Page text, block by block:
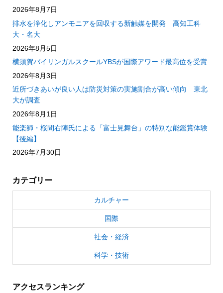
2026年8月7日
排水を浄化しアンモニアを回収する新触媒を開発 高知工科
大・名大
2026年8月5日
横須賀バイリンガルスクールYBSが国際アワード最高位を受賞
2026年8月3日
近所づきあいが良い人は防災対策の実施割合が高い傾向 東北
大が調査
2026年8月1日
能楽師・桜間右陣氏による「富士見舞台」の特別な能鑑賞体験
【後編】
2026年7月30日
カテゴリー
カルチャー
国際
社会・経済
科学・技術
アクセスランキング